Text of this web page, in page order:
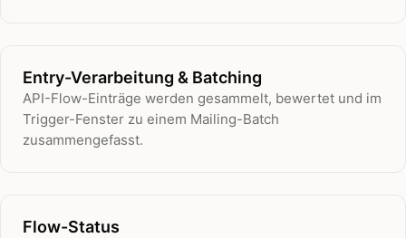
Entry-Verarbeitung & Batching
API-Flow-Einträge werden gesammelt, bewertet und im
Trigger-Fenster zu einem Mailing-Batch
zusammengefasst.
Flow-Status